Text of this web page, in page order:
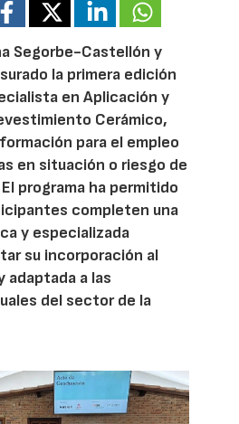
Segorbe-Castellón y
la primera edición
en Aplicación y
Cerámico,
para el empleo
en situación o riesgo de
programa ha permitido
completen una
y especializada
su incorporación al
adaptada a las
del sector de la